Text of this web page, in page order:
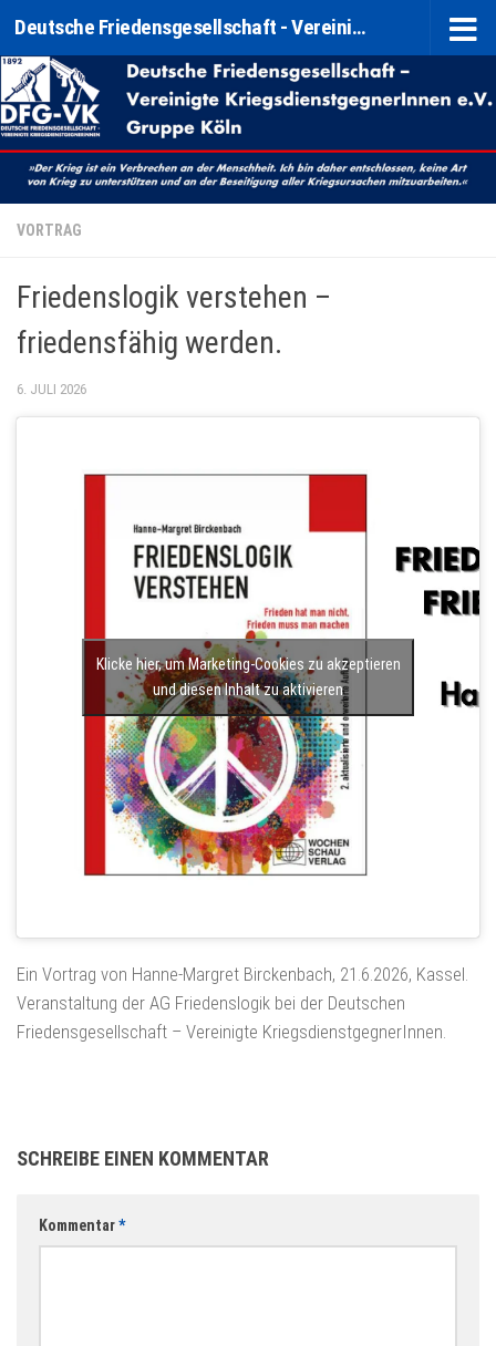
Zum Inhalt springen Deutsche Friedensgesellschaft - Vereinigte KriegsdienstgegnerInnen e. V. (DFG-VK) Gruppe Köln
VORTRAG
Friedenslogik verstehen –
friedensfähig werden.
6. JULI 2026
Klicke hier, um Marketing-Cookies zu akzeptieren
und diesen Inhalt zu aktivieren
Ein Vortrag von Hanne-Margret Birckenbach, 21.6.2026, Kassel.
Veranstaltung der AG Friedenslogik bei der Deutschen
Friedensgesellschaft – Vereinigte KriegsdienstgegnerInnen.
SCHREIBE EINEN KOMMENTAR
Kommentar*